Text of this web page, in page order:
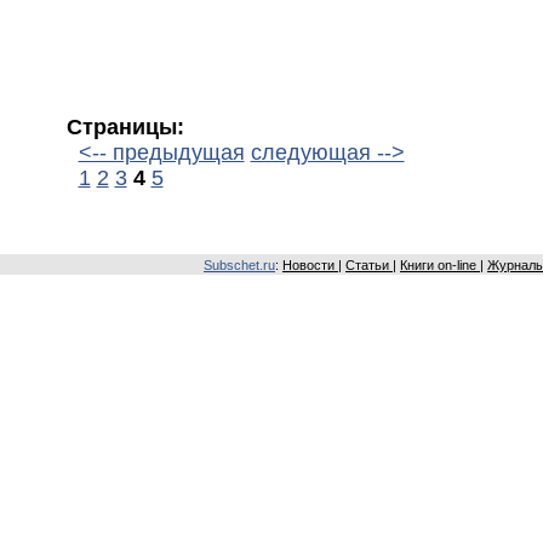
Страницы:
<-- предыдущая следующая -->
1 2 3 4 5
Subschet.ru: Новости Статьи Книги on-line